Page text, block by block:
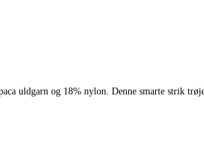
uldgarn og 18% nylon. Denne smarte strik